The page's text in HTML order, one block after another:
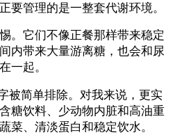
要管理的是一整套代谢环境。
。它们不像正餐那样带来稳定
内带来大量游离糖，也会和尿
一起。
被简单排除。对我来说，更实
糖饮料、少动物内脏和高油重
菜、清淡蛋白和稳定饮水。